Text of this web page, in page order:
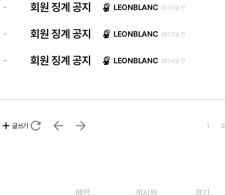
- 회원 징계 공지 LEONBLANC 3450일 전
- 회원 징계 공지 LEONBLANC 3453일 전
- 회원 징계 공지 LEONBLANC 3454일 전
add 글쓰기 refresh arrow_back arrow_forward 1 2
메인 게시판 경기